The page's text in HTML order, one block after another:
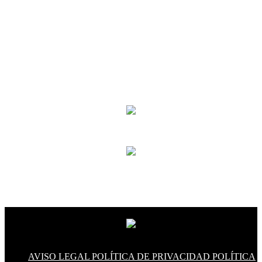
AVISO LEGAL POLÍTICA DE PRIVACIDAD POLÍTICA